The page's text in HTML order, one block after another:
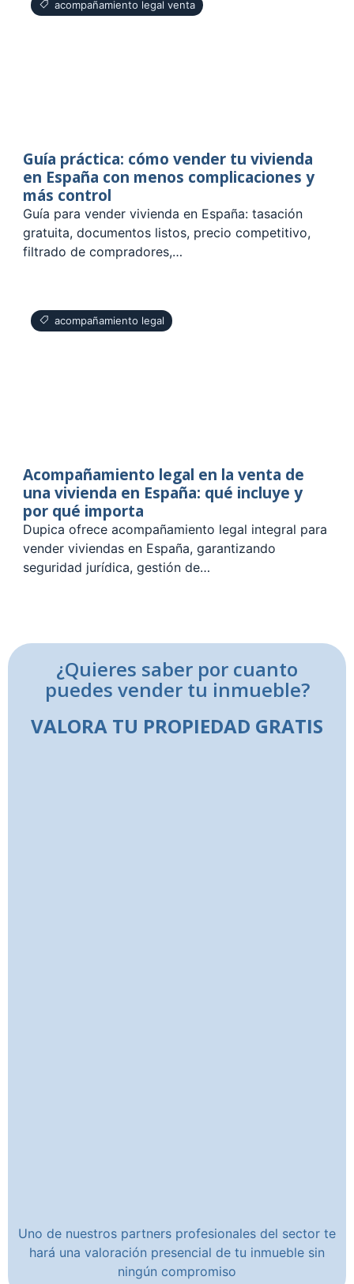
acompañamiento legal venta
Guía práctica: cómo vender tu vivienda
en España con menos complicaciones y
más control
Guía para vender vivienda en España: tasación
gratuita, documentos listos, precio competitivo,
filtrado de compradores,…
acompañamiento legal
Acompañamiento legal en la venta de
una vivienda en España: qué incluye y
por qué importa
Dupica ofrece acompañamiento legal integral para
vender viviendas en España, garantizando
seguridad jurídica, gestión de…
¿Quieres saber por cuanto
puedes vender tu inmueble?
VALORA TU PROPIEDAD GRATIS
Uno de nuestros partners profesionales del sector te
hará una valoración presencial de tu inmueble sin
ningún compromiso